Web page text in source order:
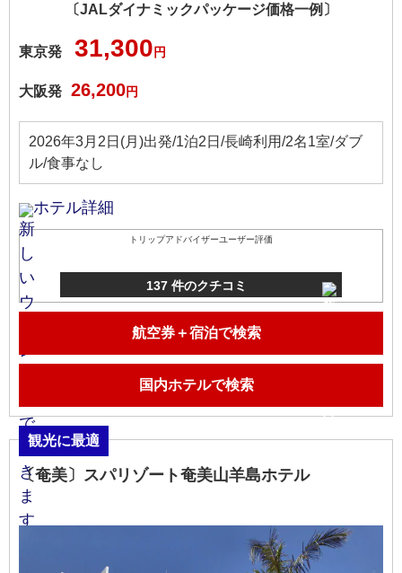
〔JALダイナミックパッケージ価格一例〕
東京発 31,300 円
大阪発 26,200円
2026年3月2日(月)出発/1泊2日/長崎利用/2名1室/ダブ
ル/食事なし
ホテル詳細
トリップアドバイザーユーザー評価
137 件のクチコミ
航空券＋宿泊で検索
国内ホテルで検索
観光に最適
〔奄美〕スパリゾート奄美山羊島ホテル